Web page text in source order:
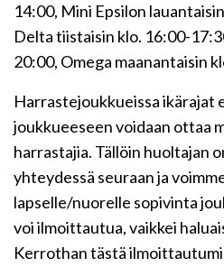
14:00, Mini Epsilon
Delta tiistaisin klo. 16:00-
20:00, Omega maanantaisin
Harrastejoukkueissa ikärajat
joukkueeseen voidaan ottaa
harrastajia. Tällöin huoltajan
yhteydessä seuraan ja
lapselle/nuorelle sopivinta
voi ilmoittautua, vaikkei
Kerrothan tästä